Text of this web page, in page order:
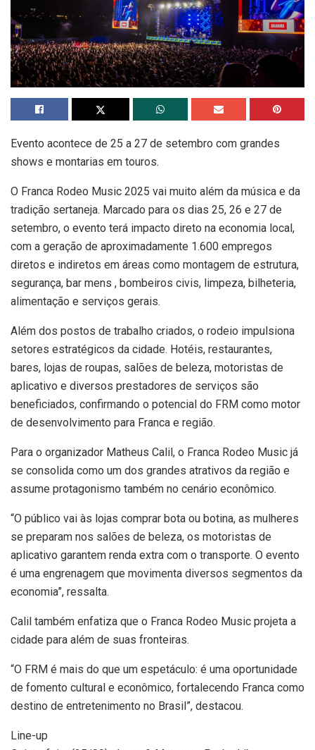
Evento acontece de 25 a 27 de setembro com grandes
shows e montarias em touros.
O Franca Rodeo Music 2025 vai muito além da música e da
tradição sertaneja. Marcado para os dias 25, 26 e 27 de
setembro, o evento terá impacto direto na economia local,
com a geração de aproximadamente 1.600 empregos
diretos e indiretos em áreas como montagem de estrutura,
segurança, bar mens , bombeiros civis, limpeza, bilheteria,
alimentação e serviços gerais.
Além dos postos de trabalho criados, o rodeio impulsiona
setores estratégicos da cidade. Hotéis, restaurantes,
bares, lojas de roupas, salões de beleza, motoristas de
aplicativo e diversos prestadores de serviços são
beneficiados, confirmando o potencial do FRM como motor
de desenvolvimento para Franca e região.
Para o organizador Matheus Calil, o Franca Rodeo Music já
se consolida como um dos grandes atrativos da região e
assume protagonismo também no cenário econômico.
“O público vai às lojas comprar bota ou botina, as mulheres
se preparam nos salões de beleza, os motoristas de
aplicativo garantem renda extra com o transporte. O evento
é uma engrenagem que movimenta diversos segmentos da
economia”, ressalta.
Calil também enfatiza que o Franca Rodeo Music projeta a
cidade para além de suas fronteiras.
“O FRM é mais do que um espetáculo: é uma oportunidade
de fomento cultural e econômico, fortalecendo Franca como
destino de entretenimento no Brasil”, destacou.
Line-up